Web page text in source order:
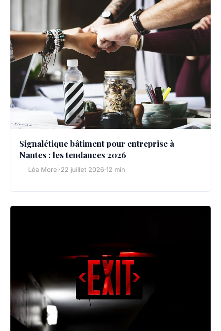
Signalétique bâtiment pour entreprise à
Nantes : les tendances 2026
Léa Morel·22 juillet 2026·12 min